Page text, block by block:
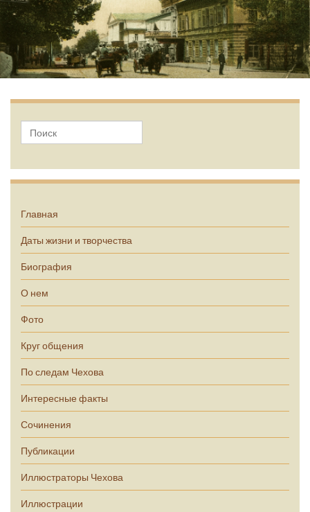
Главная
Даты жизни и творчества
Биография
О нем
Фото
Круг общения
По следам Чехова
Интересные факты
Сочинения
Публикации
Иллюстраторы Чехова
Иллюстрации